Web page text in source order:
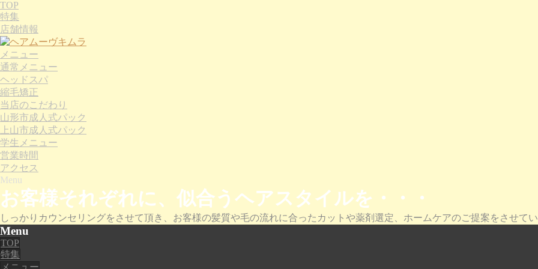
TOP
特集
店舗情報
メニュー
通常メニュー
ヘッドスパ
縮毛矯正
当店のこだわり
山形市成人式パック
上山市成人式パック
学生メニュー
営業時間
アクセス
Menu
お客様それぞれに、似合うヘアスタイルを・・・
しっかりカウンセリングをさせて頂き、お客様の髪質や毛の流れに合ったカットや薬剤選定、ホームケアのご提案をさせてい
Menu
TOP
特集
メニュー